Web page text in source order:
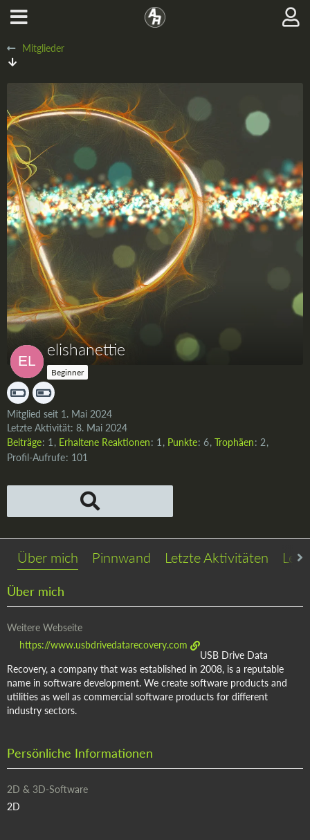
Mitglieder
elishanettie
Beginner
Mitglied seit 1. Mai 2024
Letzte Aktivität: 8. Mai 2024
Beiträge 1 Erhaltene Reaktionen 1 Punkte 6 Trophäen 2
Profil-Aufrufe 101
Über mich Pinnwand Letzte Aktivitäten
Über mich
Weitere Webseite
https://www.usbdrivedatarecovery.com
USB Drive Data
Recovery, a company that was established in 2008, is a reputable
name in software development. We create software products and
utilities as well as commercial software products for different
industry sectors.
Persönliche Informationen
2D & 3D-Software
2D